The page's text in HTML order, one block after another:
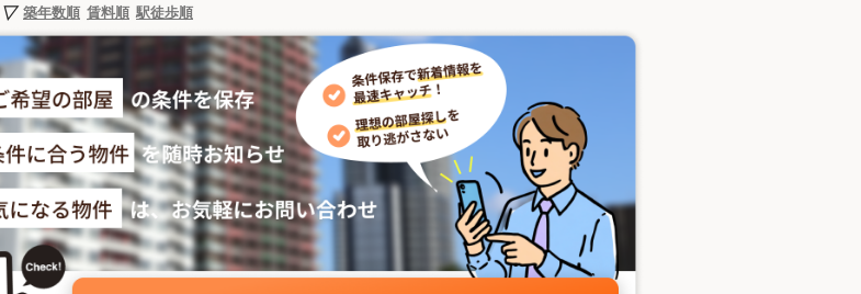
築年数順 賃料順 駅徒歩順